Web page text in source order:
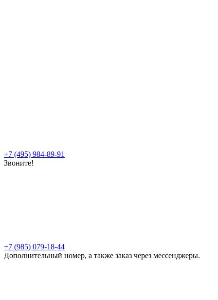
+7 (495) 984-89-91
Звоните!
+7 (985) 079-18-44
Дополнительный номер, а также заказ через мессенджеры.